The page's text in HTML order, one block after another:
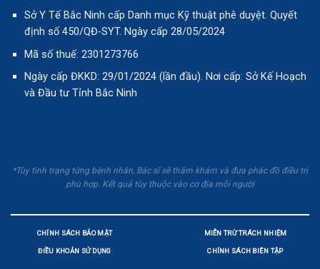
Sở Y Tế Bắc Ninh cấp Danh mục Kỹ thuật phê duyệt. Quyết
định số 450/QĐ-SYT. Ngày cấp 28/05/2024
Mã số thuế: 2301273766
Ngày cấp ĐKKD: 29/01/2024 (lần đầu). Nơi cấp: Sở Kế Hoạch
và Đầu tư Tỉnh Bắc Ninh
*Tùy tình trạng từng bệnh nhân, Bác sĩ sẽ thăm khám và đưa phác đồ điều trị
phù hợp. Kết quả tùy thuộc vào cơ địa mỗi người
CHÍNH SÁCH BẢO MẬT
ĐIỀU KHOẢN SỬ DỤNG
MIỄN TRỪ TRÁCH NHIỆM
CHÍNH SÁCH BIÊN TẬP